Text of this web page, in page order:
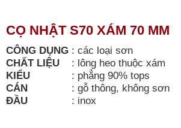
CỌ NHẬT S70 XÁM 70 MM
CÔNG DỤNG : các loại sơn
CHẤT LIỆU
: lông heo thuộc xám
KIỂU
: phẳng 90% tops
CÁN
: gỗ thông, không sơn
ĐẦU
: inox